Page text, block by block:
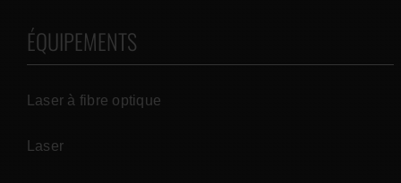
ÉQUIPEMENTS
Laser à fibre optique
Laser